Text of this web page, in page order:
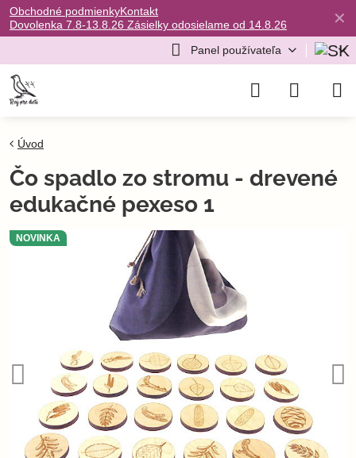
✕
Obchodné podmienkyKontakt
Dovolenka 7.8-13.8.26 Zásielky odosielame od 14.8.26
Panel používateľa
NOVINKA
Úvod
Čo spadlo zo stromu - drevené
edukačné pexeso 1